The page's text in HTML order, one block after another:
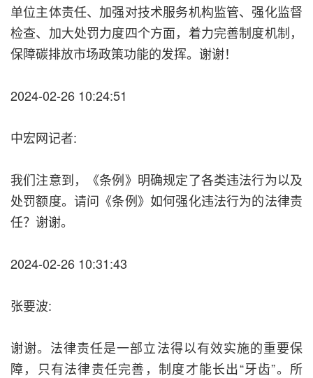
单位主体责任、加强对技术服务机构监管、强化监督
检查、加大处罚力度四个方面，着力完善制度机制，
保障碳排放市场政策功能的发挥。谢谢！
2024-02-26 10:24:51
中宏网记者:
我们注意到，《条例》明确规定了各类违法行为以及
处罚额度。请问《条例》如何强化违法行为的法律责
任？谢谢。
2024-02-26 10:31:43
张要波:
谢谢。法律责任是一部立法得以有效实施的重要保
障，只有法律责任完善，制度才能长出“牙齿”。所